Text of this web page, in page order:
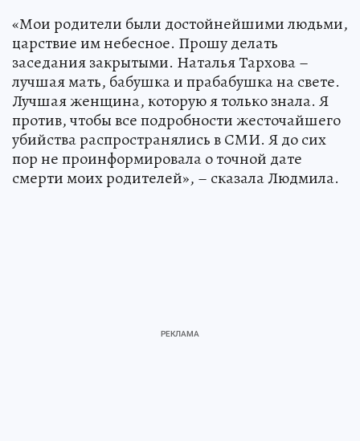
«Мои родители были достойнейшими людьми,
царствие им небесное. Прошу делать
заседания закрытыми. Наталья Тархова –
лучшая мать, бабушка и прабабушка на свете.
Лучшая женщина, которую я только знала. Я
против, чтобы все подробности жесточайшего
убийства распространялись в СМИ. Я до сих
пор не проинформировала о точной дате
смерти моих родителей», – сказала Людмила.